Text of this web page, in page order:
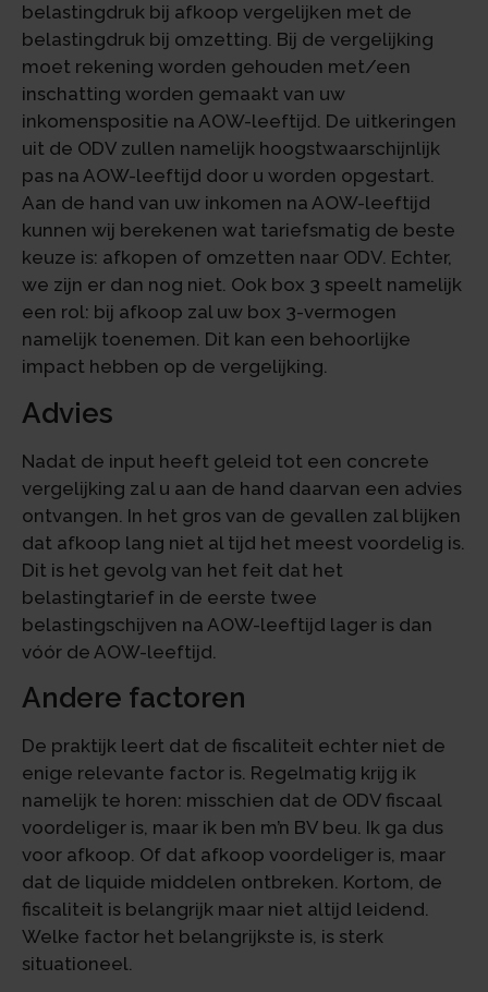
belastingdruk bij afkoop vergelijken met de
belastingdruk bij omzetting. Bij de vergelijking
moet rekening worden gehouden met/een
inschatting worden gemaakt van uw
inkomenspositie na AOW-leeftijd. De uitkeringen
uit de ODV zullen namelijk hoogstwaarschijnlijk
pas na AOW-leeftijd door u worden opgestart.
Aan de hand van uw inkomen na AOW-leeftijd
kunnen wij berekenen wat tariefsmatig de beste
keuze is: afkopen of omzetten naar ODV. Echter,
we zijn er dan nog niet. Ook box 3 speelt namelijk
een rol: bij afkoop zal uw box 3-vermogen
namelijk toenemen. Dit kan een behoorlijke
impact hebben op de vergelijking.
Advies
Nadat de input heeft geleid tot een concrete
vergelijking zal u aan de hand daarvan een advies
ontvangen. In het gros van de gevallen zal blijken
dat afkoop lang niet al tijd het meest voordelig is.
Dit is het gevolg van het feit dat het
belastingtarief in de eerste twee
belastingschijven na AOW-leeftijd lager is dan
vóór de AOW-leeftijd.
Andere factoren
De praktijk leert dat de fiscaliteit echter niet de
enige relevante factor is. Regelmatig krijg ik
namelijk te horen: misschien dat de ODV fiscaal
voordeliger is, maar ik ben m’n BV beu. Ik ga dus
voor afkoop. Of dat afkoop voordeliger is, maar
dat de liquide middelen ontbreken. Kortom, de
fiscaliteit is belangrijk maar niet altijd leidend.
Welke factor het belangrijkste is, is sterk
situationeel.